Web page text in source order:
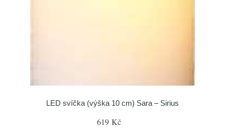
LED svíčka (výška 10 cm) Sara – Sirius
619 Kč